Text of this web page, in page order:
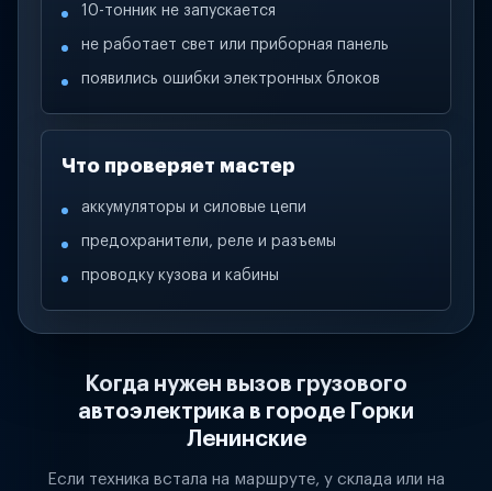
10-тонник не запускается
не работает свет или приборная панель
появились ошибки электронных блоков
Что проверяет мастер
аккумуляторы и силовые цепи
предохранители, реле и разъемы
проводку кузова и кабины
Когда нужен вызов грузового
автоэлектрика в городе Горки
Ленинские
Если техника встала на маршруте, у склада или на